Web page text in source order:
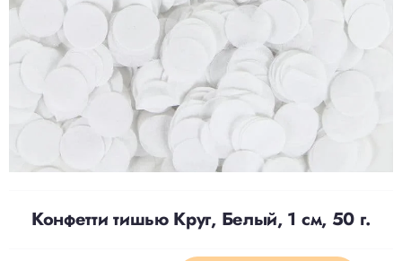
О нас
Отзывы
Контакты
Политика конфиденциальности
Конфетти тишью Круг, Белый, 1 см, 50 г.